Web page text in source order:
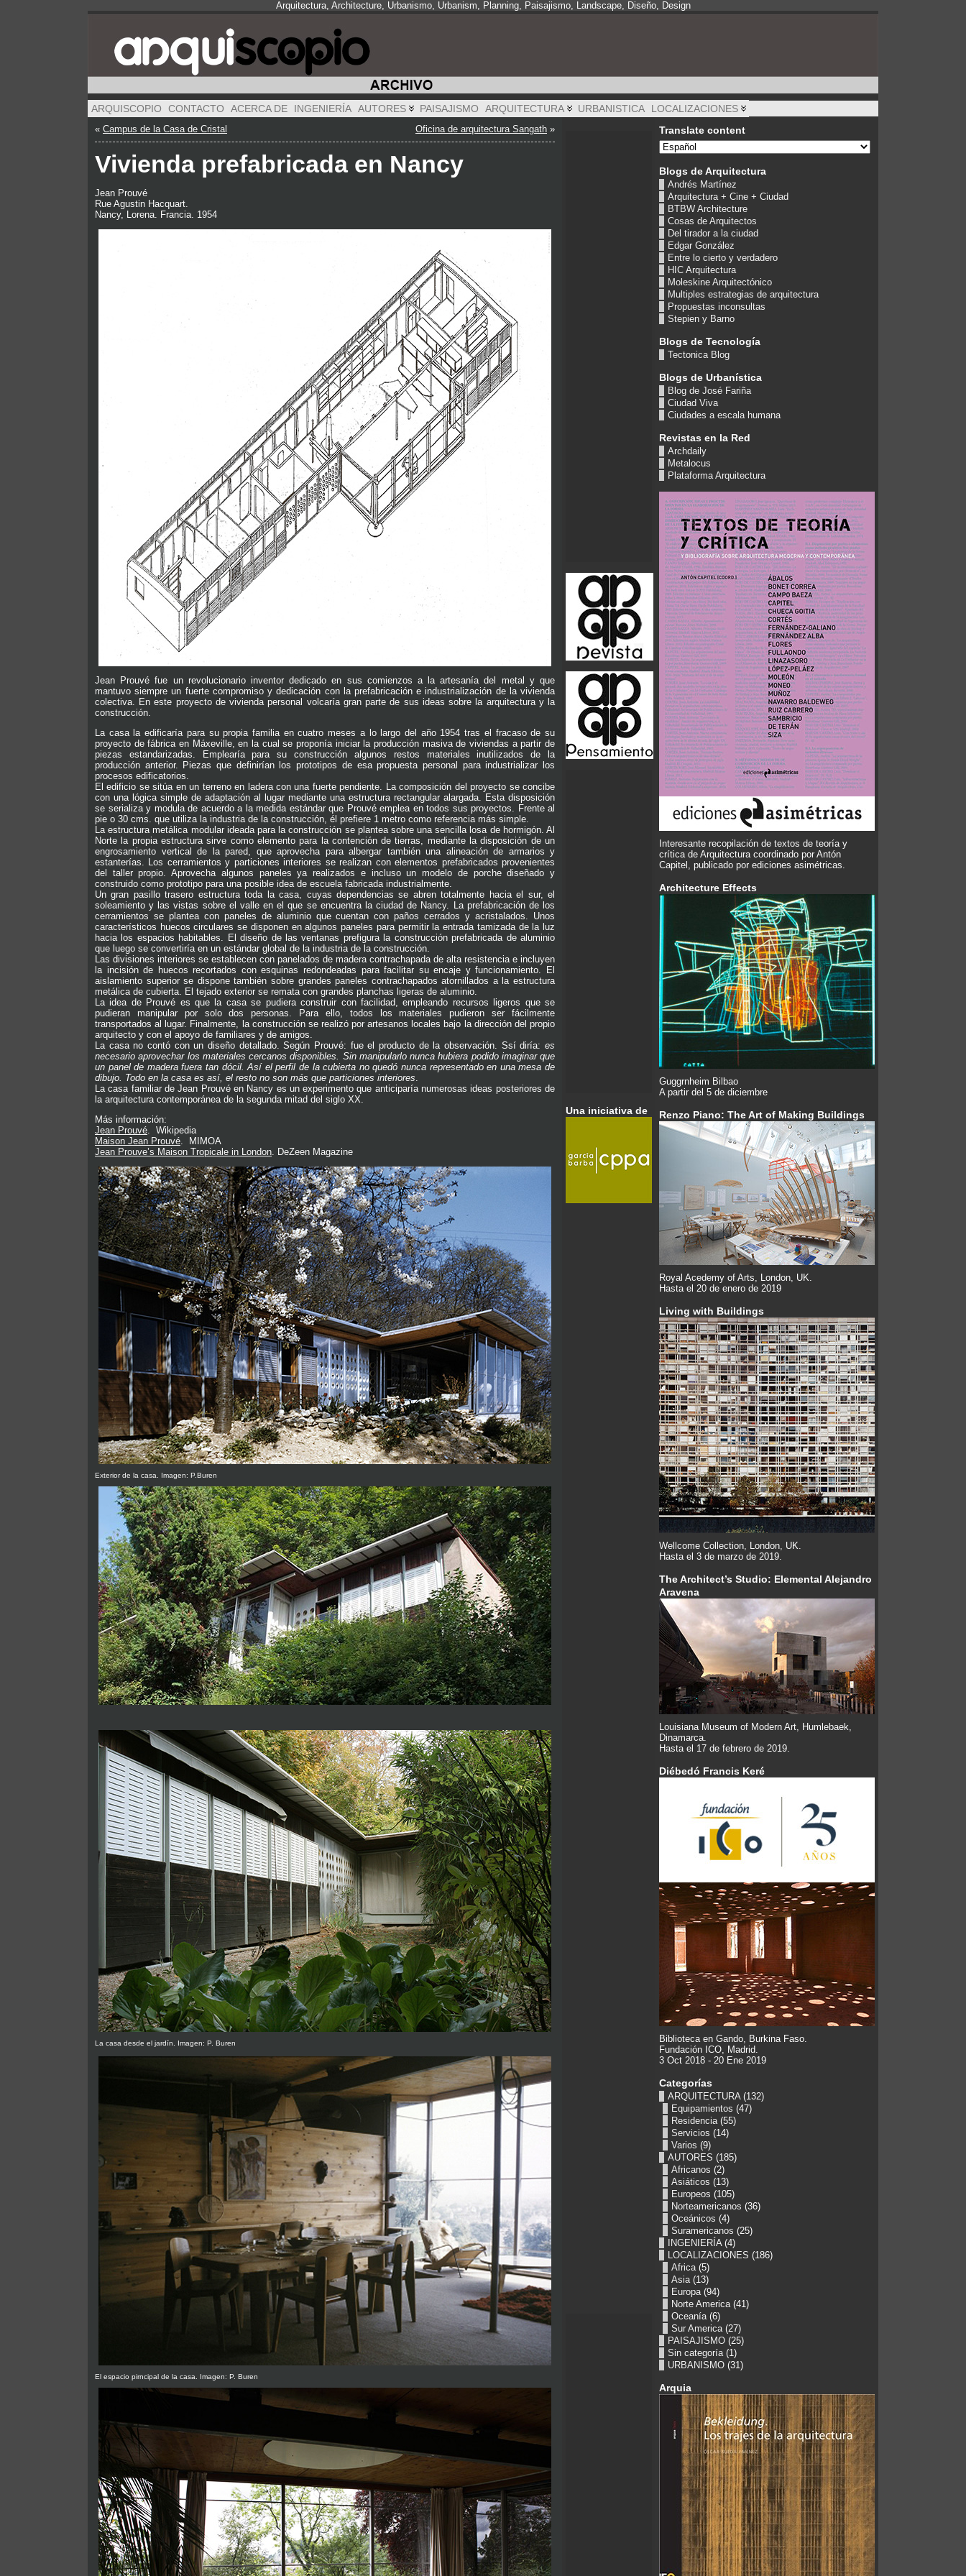
Arquitectura, Architecture, Urbanismo, Urbanism, Planning, Paisajismo, Landscape, Diseño, Design
ARQUISCOPIO CONTACTO ACERCA DE INGENIERÍA AUTORES PAISAJISMO ARQUITECTURA URBANISTICA LOCALIZACIONES
« Campus de la Casa de Cristal Oficina de arquitectura Sangath »
Vivienda prefabricada en Nancy
Jean Prouvé
Rue Agustin Hacquart.
Nancy, Lorena. Francia. 1954
Jean Prouvé fue un revolucionario inventor dedicado en sus comienzos a la artesanía del metal y que
mantuvo siempre un fuerte compromiso y dedicación con la prefabricación e industrialización de la vivienda
colectiva. En este proyecto de vivienda personal volcaría gran parte de sus ideas sobre la arquitectura y la
construcción.
La casa la edificaría para su propia familia en cuatro meses a lo largo del año 1954 tras el fracaso de su
proyecto de fábrica en Máxeville, en la cual se proponía iniciar la producción masiva de viviendas a partir de
piezas estandarizadas. Emplearía para su construcción algunos restos materiales inutilizados de la
producción anterior. Piezas que definirían los prototipos de esa propuesta personal para industrializar los
procesos edificatorios.
El edificio se sitúa en un terreno en ladera con una fuerte pendiente. La composición del proyecto se concibe
con una lógica simple de adaptación al lugar mediante una estructura rectangular alargada. Esta disposición
se serializa y modula de acuerdo a la medida estándar que Prouvé emplea en todos sus proyectos. Frente al
pie o 30 cms. que utiliza la industria de la construcción, él prefiere 1 metro como referencia más simple.
La estructura metálica modular ideada para la construcción se plantea sobre una sencilla losa de hormigón. Al
Norte la propia estructura sirve como elemento para la contención de tierras, mediante la disposición de un
engrosamiento vertical de la pared, que aprovecha para albergar también una alineación de armarios y
estanterías. Los cerramientos y particiones interiores se realizan con elementos prefabricados provenientes
del taller propio. Aprovecha algunos paneles ya realizados e incluso un modelo de porche diseñado y
construido como prototipo para una posible idea de escuela fabricada industrialmente.
Un gran pasillo trasero estructura toda la casa, cuyas dependencias se abren totalmente hacia el sur, el
soleamiento y las vistas sobre el valle en el que se encuentra la ciudad de Nancy. La prefabricación de los
cerramientos se plantea con paneles de aluminio que cuentan con paños cerrados y acristalados. Unos
característicos huecos circulares se disponen en algunos paneles para permitir la entrada tamizada de la luz
hacia los espacios habitables. El diseño de las ventanas prefigura la construcción prefabricada de aluminio
que luego se convertiría en un estándar global de la industria de la construcción.
Las divisiones interiores se establecen con panelados de madera contrachapada de alta resistencia e incluyen
la incisión de huecos recortados con esquinas redondeadas para facilitar su encaje y funcionamiento. El
aislamiento superior se dispone también sobre grandes paneles contrachapados atornillados a la estructura
metálica de cubierta. El tejado exterior se remata con grandes planchas ligeras de aluminio.
La idea de Prouvé es que la casa se pudiera construir con facilidad, empleando recursos ligeros que se
pudieran manipular por solo dos personas. Para ello, todos los materiales pudieron ser fácilmente
transportados al lugar. Finalmente, la construcción se realizó por artesanos locales bajo la dirección del propio
arquitecto y con el apoyo de familiares y de amigos.
La casa no contó con un diseño detallado. Según Prouvé: fue el producto de la observación. Ssí diría: es
necesario aprovechar los materiales cercanos disponibles. Sin manipularlo nunca hubiera podido imaginar que
un panel de madera fuera tan dócil. Así el perfil de la cubierta no quedó nunca representado en una mesa de
dibujo. Todo en la casa es así, el resto no son más que particiones interiores.
La casa familiar de Jean Prouvé en Nancy es un experimento que anticiparía numerosas ideas posteriores de
la arquitectura contemporánea de la segunda mitad del siglo XX.
Más información:
Jean Prouvé . Wikipedia
Maison Jean Prouvé . MIMOA
Jean Prouve’s Maison Tropicale in London . DeZeen Magazine
Exterior de la casa. Imagen: P.Buren
La casa desde el jardín. Imagen: P. Buren
El espacio pirncipal de la casa. Imagen: P. Buren
Una iniciativa de
Translate content
Blogs de Arquitectura
Andrés Martínez
Arquitectura + Cine + Ciudad
BTBW Architecture
Cosas de Arquitectos
Del tirador a la ciudad
Edgar González
Entre lo cierto y verdadero
HIC Arquitectura
Moleskine Arquitectónico
Multiples estrategias de arquitectura
Propuestas inconsultas
Stepien y Barno
Blogs de Tecnología
Tectonica Blog
Blogs de Urbanística
Blog de José Fariña
Ciudad Viva
Ciudades a escala humana
Revistas en la Red
Archdaily
Metalocus
Plataforma Arquitectura
Interesante recopilación de textos de teoría y
crítica de Arquitectura coordinado por Antón
Capitel, publicado por ediciones asimétricas.
Architecture Effects
Guggrnheim Bilbao
A partir del 5 de diciembre
Renzo Piano: The Art of Making Buildings
Royal Acedemy of Arts, London, UK.
Hasta el 20 de enero de 2019
Living with Buildings
Wellcome Collection, London, UK.
Hasta el 3 de marzo de 2019.
The Architect’s Studio: Elemental Alejandro
Aravena
Louisiana Museum of Modern Art, Humlebaek,
Dinamarca.
Hasta el 17 de febrero de 2019.
Diébedó Francis Keré
Biblioteca en Gando, Burkina Faso.
Fundación ICO, Madrid.
3 Oct 2018 - 20 Ene 2019
Categorías
ARQUITECTURA(132)
Equipamientos (47)
Residencia(55)
Servicios (14)
Varios (9)
AUTORES (185)
Africanos (2)
Asiáticos (13)
Europeos (105)
Norteamericanos (36)
Oceánicos (4)
Suramericanos (25)
INGENIERÍA(4)
LOCALIZACIONES (186)
Africa(5)
Asia(13)
Europa(94)
Norte America(41)
Oceanía(6)
Sur America(27)
PAISAJISMO (25)
Sin categoría(1)
URBANISMO (31)
Arquia